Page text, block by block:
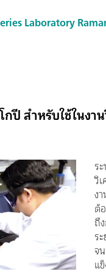
Laboratory
กปี สำหรับใช้ใน
ร
วิ
ง
ต้
ถึ
ร
จ
แ